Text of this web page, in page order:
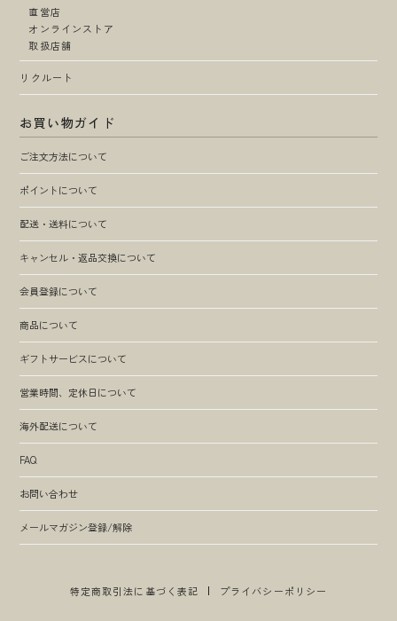
直営店
オンラインストア
取扱店舗
リクルート
お買い物ガイド
ご注文方法について
ポイントについて
配送・送料について
キャンセル・返品交換について
会員登録について
商品について
ギフトサービスについて
営業時間、定休日について
海外配送について
FAQ
お問い合わせ
メールマガジン登録/解除
特定商取引法に基づく表記 プライバシーポリシー